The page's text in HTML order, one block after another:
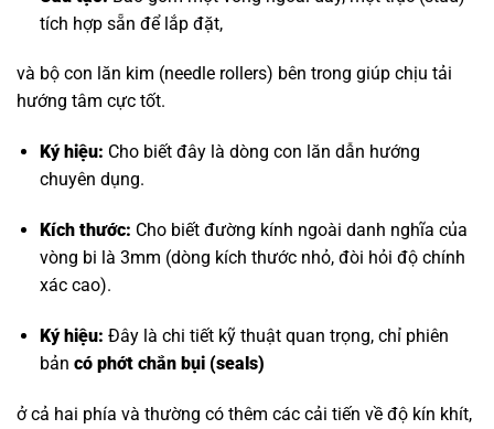
tích hợp sẵn để lắp đặt,
và bộ con lăn kim (needle rollers) bên trong giúp chịu tải
hướng tâm cực tốt.
Ký hiệu: Cho biết đây là dòng con lăn dẫn hướng
chuyên dụng.
Kích thước: Cho biết đường kính ngoài danh nghĩa của
vòng bi là 3mm (dòng kích thước nhỏ, đòi hỏi độ chính
xác cao).
Ký hiệu: Đây là chi tiết kỹ thuật quan trọng, chỉ phiên
bản có phớt chắn bụi (seals)
ở cả hai phía và thường có thêm các cải tiến về độ kín khít,